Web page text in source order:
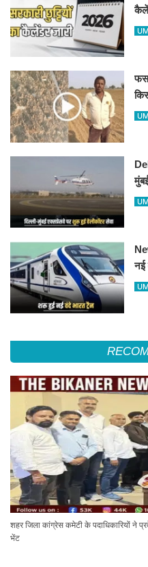
नई
का
शहर जिला कांग्रेस कमेटी के पदाधिकारियों ने
भेंट